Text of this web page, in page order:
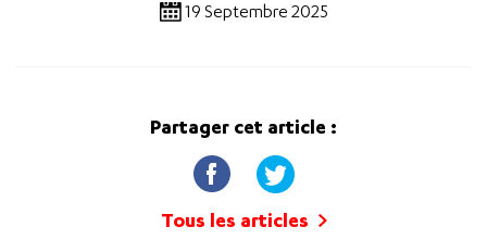
19 Septembre 2025
Partager cet article :
Tous les articles